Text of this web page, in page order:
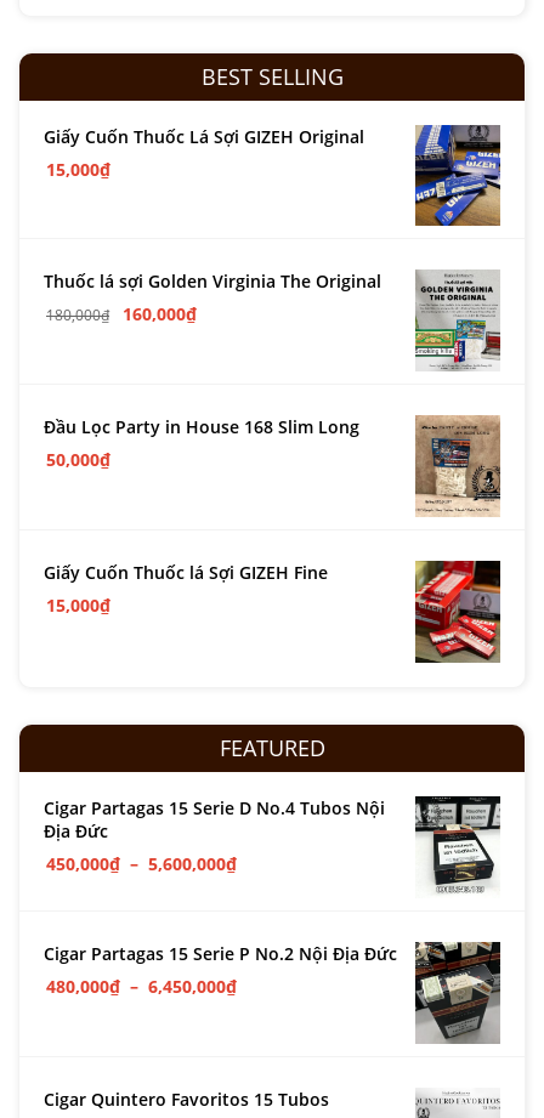
BEST SELLING
Giấy Cuốn Thuốc Lá Sợi GIZEH Original
15,000₫
Thuốc lá sợi Golden Virginia The Original
180,000₫ 160,000₫
Đầu Lọc Party in House 168 Slim Long
50,000₫
Giấy Cuốn Thuốc lá Sợi GIZEH Fine
15,000₫
FEATURED
Cigar Partagas 15 Serie D No.4 Tubos Nội
Địa Đức
450,000₫ – 5,600,000₫
Cigar Partagas 15 Serie P No.2 Nội Địa Đức
480,000₫ – 6,450,000₫
Cigar Quintero Favoritos 15 Tubos